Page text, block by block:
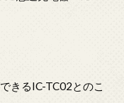
きるIC-TC02とのこ